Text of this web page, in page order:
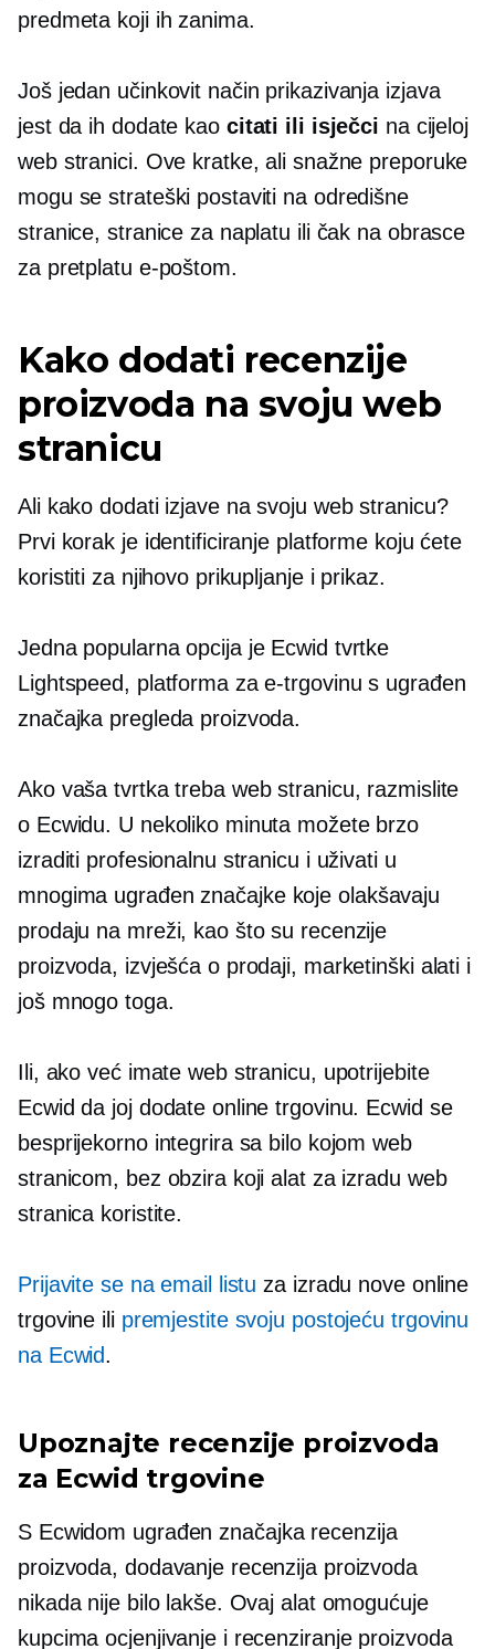
predmeta koji ih zanima.
Još jedan učinkovit način prikazivanja izjava
jest da ih dodate kao citati ili isječci na cijeloj
web stranici. Ove kratke, ali snažne preporuke
mogu se strateški postaviti na odredišne ​​
stranice, stranice za naplatu ili čak na obrasce
za pretplatu e-poštom.
Kako dodati recenzije
proizvoda na svoju web
stranicu
Ali kako dodati izjave na svoju web stranicu?
Prvi korak je identificiranje platforme koju ćete
koristiti za njihovo prikupljanje i prikaz.
Jedna popularna opcija je Ecwid tvrtke
Lightspeed, platforma za e-trgovinu s ugrađen
značajka pregleda proizvoda.
Ako vaša tvrtka treba web stranicu, razmislite
o Ecwidu. U nekoliko minuta možete brzo
izraditi profesionalnu stranicu i uživati ​​u
mnogima ugrađen značajke koje olakšavaju
prodaju na mreži, kao što su recenzije
proizvoda, izvješća o prodaji, marketinški alati i
još mnogo toga.
Ili, ako već imate web stranicu, upotrijebite
Ecwid da joj dodate online trgovinu. Ecwid se
besprijekorno integrira sa bilo kojom web
stranicom, bez obzira koji alat za izradu web
stranica koristite.
Prijavite se na email listu za izradu nove online
trgovine ili premjestite svoju postojeću trgovinu
na Ecwid.
Upoznajte recenzije proizvoda
za Ecwid trgovine
S Ecwidom ugrađen značajka recenzija
proizvoda, dodavanje recenzija proizvoda
nikada nije bilo lakše. Ovaj alat omogućuje
kupcima ocjenjivanje i recenziranje proizvoda